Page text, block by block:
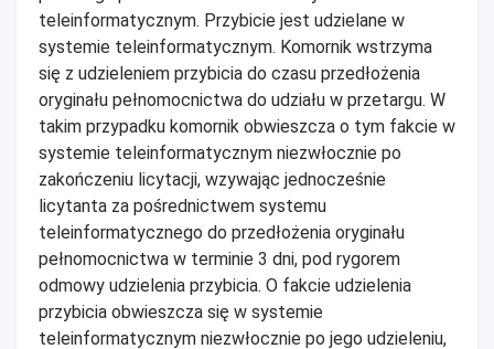
teleinformatycznym. Przybicie jest udzielane w
systemie teleinformatycznym. Komornik wstrzyma
się z udzieleniem przybicia do czasu przedłożenia
oryginału pełnomocnictwa do udziału w przetargu. W
takim przypadku komornik obwieszcza o tym fakcie w
systemie teleinformatycznym niezwłocznie po
zakończeniu licytacji, wzywając jednocześnie
licytanta za pośrednictwem systemu
teleinformatycznego do przedłożenia oryginału
pełnomocnictwa w terminie 3 dni, pod rygorem
odmowy udzielenia przybicia. O fakcie udzielenia
przybicia obwieszcza się w systemie
teleinformatycznym niezwłocznie po jego udzieleniu,